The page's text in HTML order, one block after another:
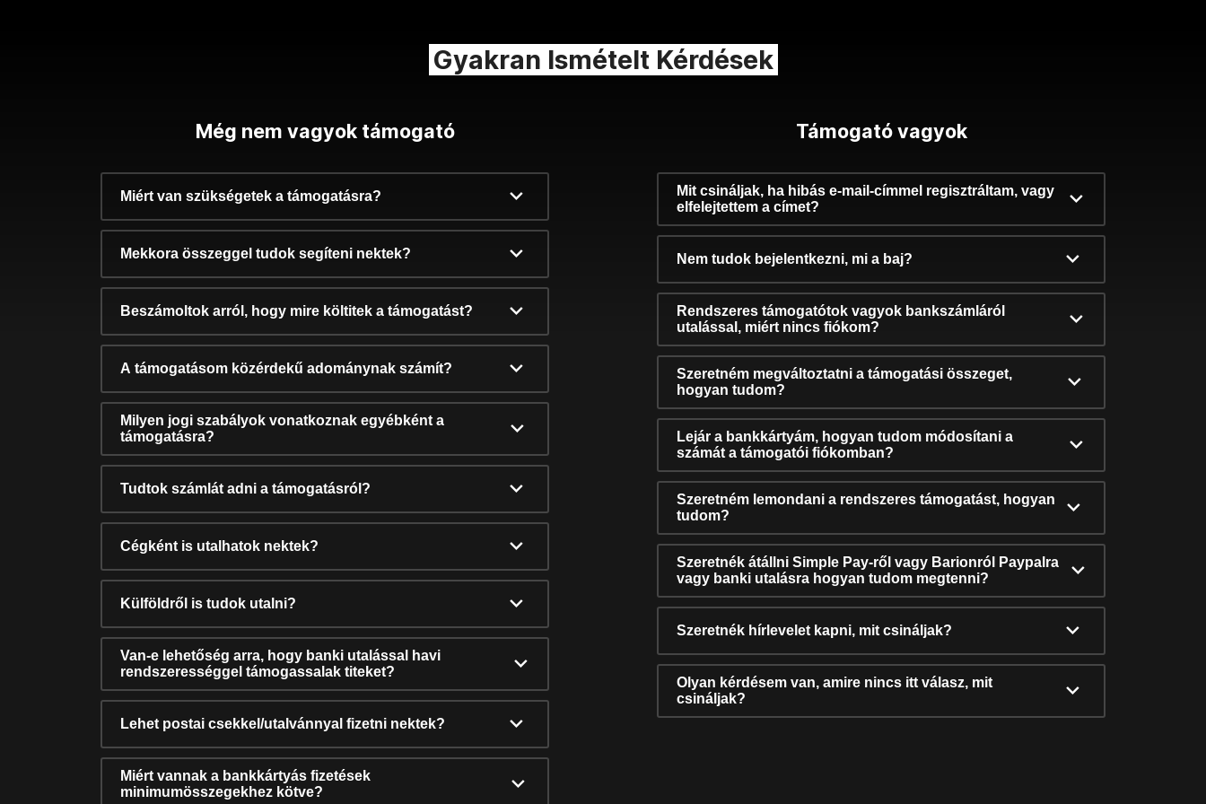
Gyakran Ismételt Kérdések
Még nem vagyok támogató
Miért van szükségetek a támogatásra?
Mekkora összeggel tudok segíteni nektek?
Beszámoltok arról, hogy mire költitek a támogatást?
A támogatásom közérdekű adománynak számít?
Milyen jogi szabályok vonatkoznak egyébként a
támogatásra?
Tudtok számlát adni a támogatásról?
Cégként is utalhatok nektek?
Külföldről is tudok utalni?
Van-e lehetőség arra, hogy banki utalással havi
rendszerességgel támogassalak titeket?
Lehet postai csekkel/utalvánnyal fizetni nektek?
Miért vannak a bankkártyás fizetések
minimumösszegekhez kötve?
Támogató vagyok
Mit csináljak, ha hibás e-mail-címmel regisztráltam, vagy
elfelejtettem a címet?
Nem tudok bejelentkezni, mi a baj?
Rendszeres támogatótok vagyok bankszámláról
utalással, miért nincs fiókom?
Szeretném megváltoztatni a támogatási összeget,
hogyan tudom?
Lejár a bankkártyám, hogyan tudom módosítani a
számát a támogatói fiókomban?
Szeretném lemondani a rendszeres támogatást, hogyan
tudom?
Szeretnék átállni Simple Pay-ről vagy Barionról Paypalra
vagy banki utalásra hogyan tudom megtenni?
Szeretnék hírlevelet kapni, mit csináljak?
Olyan kérdésem van, amire nincs itt válasz, mit
csináljak?